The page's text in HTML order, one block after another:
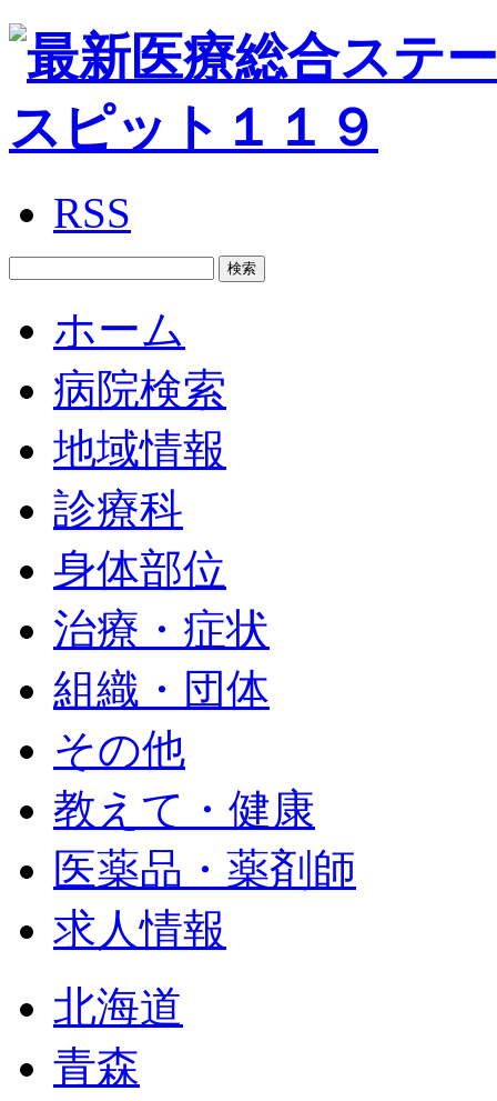
RSS
ホーム
病院検索
地域情報
診療科
身体部位
治療・症状
組織・団体
その他
教えて・健康
医薬品・薬剤師
求人情報
北海道
青森